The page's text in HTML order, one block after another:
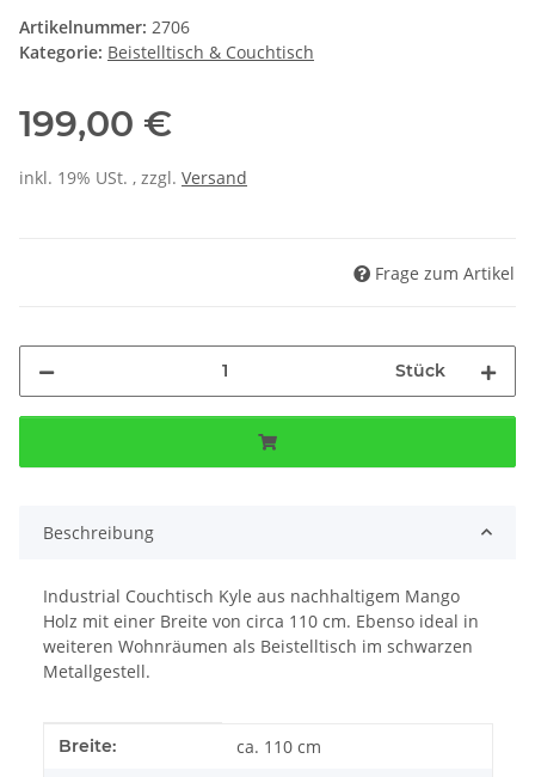
Artikelnummer: 2706
Kategorie: Beistelltisch & Couchtisch
199,00 €
inkl. 19% USt. , zzgl. Versand
Frage zum Artikel
Stück
Beschreibung
Industrial Couchtisch Kyle aus nachhaltigem Mango
Holz mit einer Breite von circa 110 cm. Ebenso ideal in
weiteren Wohnräumen als Beistelltisch im schwarzen
Metallgestell.
Produkteigenschaft
Wert
Breite: ca. 110 cm